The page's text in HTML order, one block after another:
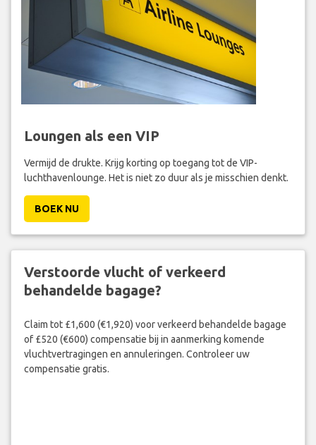
Loungen als een VIP
Vermijd de drukte. Krijg korting op toegang tot de VIP-
luchthavenlounge. Het is niet zo duur als je misschien denkt.
BOEK NU
Verstoorde vlucht of verkeerd
behandelde bagage?
Claim tot £1,600 (€1,920) voor verkeerd behandelde bagage
of £520 (€600) compensatie bij in aanmerking komende
vluchtvertragingen en annuleringen. Controleer uw
compensatie gratis.